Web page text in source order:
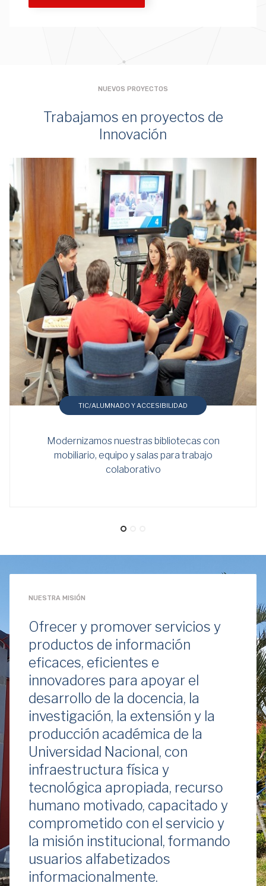
NUEVOS PROYECTOS
Trabajamos en proyectos de
Innovación
TIC/ALUMNADO Y ACCESIBILIDAD
Modernizamos nuestras bibliotecas con
mobiliario, equipo y salas para trabajo
colaborativo
NUESTRA MISIÓN
Ofrecer y promover servicios y
productos de información
eficaces, eficientes e
innovadores para apoyar el
desarrollo de la docencia, la
investigación, la extensión y la
producción académica de la
Universidad Nacional, con
infraestructura física y
tecnológica apropiada, recurso
humano motivado, capacitado y
comprometido con el servicio y
la misión institucional, formando
usuarios alfabetizados
informacionalmente.